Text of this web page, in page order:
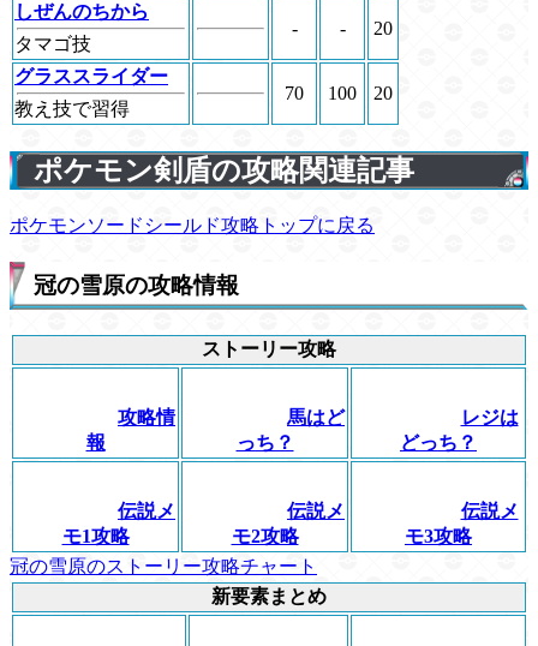
しぜんのちから
タマゴ技
- - 20
グラススライダー
教え技で習得
70 100 20
ポケモン剣盾の攻略関連記事
ポケモンソードシールド攻略トップに戻る
冠の雪原の攻略情報
ストーリー攻略
攻略情
報
馬はど
っち？
レジは
どっち？
伝説メ
モ1攻略
伝説メ
モ2攻略
伝説メ
モ3攻略
冠の雪原のストーリー攻略チャート
新要素まとめ